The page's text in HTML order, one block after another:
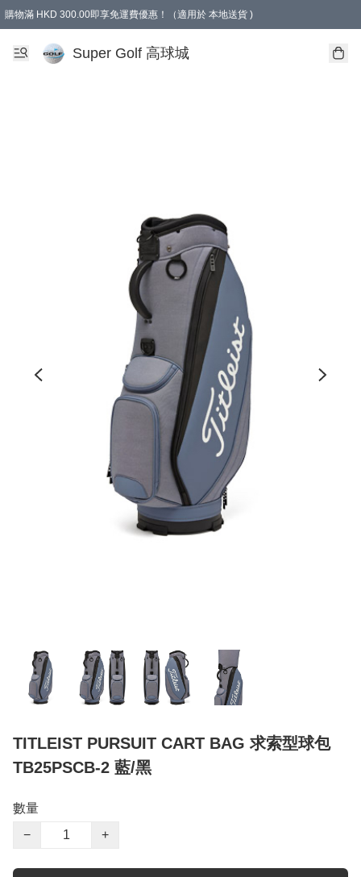
購物滿 HKD 300.00即享免運費優惠！（適用於 本地送貨 )
Super Golf 高球城
TITLEIST PURSUIT CART BAG 求索型球包
TB25PSCB-2 藍/黑
數量
−
+